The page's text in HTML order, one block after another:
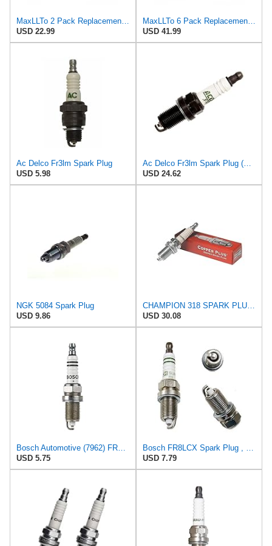
MaxLLTo 2 Pack Replacement 4291 V-Power Spark Plug for Bosch F7LC0R2 F7LCOR2 F7LCOT2 F7LCR FR7LCX
USD 22.99
MaxLLTo 6 Pack Replacement 4291 V-Power Spark Plug for Bosch F7LC0R2 F7LCOR2 F7LCOT2 F7LCR FR7LCX
USD 41.99
Ac Delco Fr3lm Spark Plug
USD 5.98
Ac Delco Fr3lm Spark Plug (Pack of 8)
USD 24.62
NGK 5084 Spark Plug
USD 9.86
CHAMPION 318 SPARK PLUG 4/BOX
USD 30.08
Bosch Automotive (7962) FR8LCX+ Super Plus Spark Plug, (Pack of 1)
USD 5.75
Bosch FR8LCX Spark Plug , Pack of 1
USD 7.79